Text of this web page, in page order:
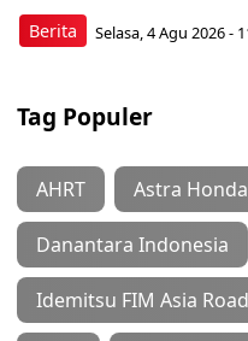
Berita Selasa, 4 Agu 2026 -
Tag Populer
AHRT Astra
Danantara Indonesia
Idemitsu FIM Asia